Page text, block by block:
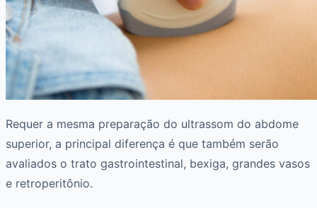
Requer a mesma preparação do ultrassom do abdome
superior, a principal diferença é que também serão
avaliados o trato gastrointestinal, bexiga, grandes vasos
e retroperitônio.